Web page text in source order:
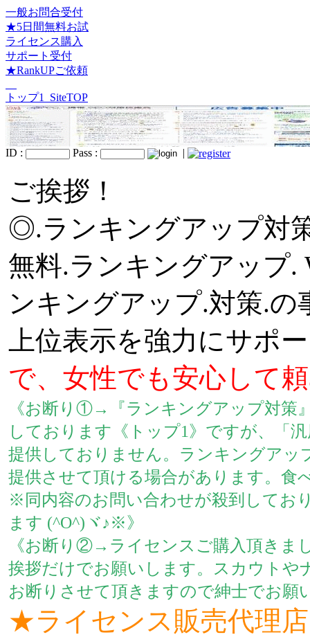
一般お問合受付
★5日間無料お試
ライセンス購入
サポート受付
★RankUPご依頼
トップ1_SiteTOP
ID : Pass : |
ご挨拶！
◎.ランキングアップ対
無料.ランキングアップ.
ンキングアップ.対策.
上位表示を強力にサ
で、女性でも安心して
《お断り①→『ランキングアップ対策
しております《トップ1》ですが、「
提供しておりません。ランキングアッ
提供させて頂ける場合があります。
※同内容のお問い合わせが殺到してお
ます (^O^)ヾ♪※》
《お断り②→ライセンスご購入頂きま
挨拶だけでお願いします。スカウトや
お断りさせて頂きますので紳士でお願
★ライセンス販売代理